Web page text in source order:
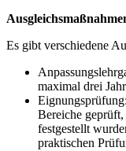
Es gibt verschiedene
maximal drei
Bereiche
festgestellt
praktischen